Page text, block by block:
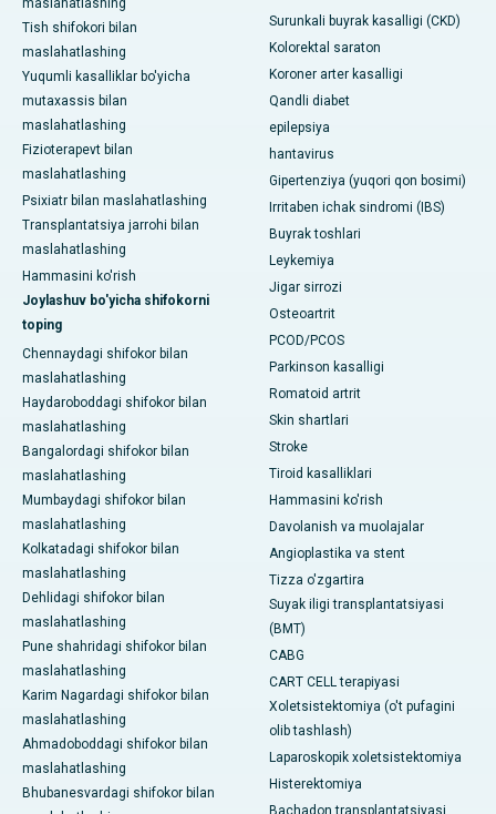
maslahatlashing
Tish shifokori bilan
maslahatlashing
Yuqumli kasalliklar bo'yicha
mutaxassis bilan
maslahatlashing
Fizioterapevt bilan
maslahatlashing
Psixiatr bilan maslahatlashing
Transplantatsiya jarrohi bilan
maslahatlashing
Hammasini ko'rish
Joylashuv bo'yicha shifokorni
toping
Chennaydagi shifokor bilan
maslahatlashing
Haydaroboddagi shifokor bilan
maslahatlashing
Bangalordagi shifokor bilan
maslahatlashing
Mumbaydagi shifokor bilan
maslahatlashing
Kolkatadagi shifokor bilan
maslahatlashing
Dehlidagi shifokor bilan
maslahatlashing
Pune shahridagi shifokor bilan
maslahatlashing
Karim Nagardagi shifokor bilan
maslahatlashing
Ahmadoboddagi shifokor bilan
maslahatlashing
Bhubanesvardagi shifokor bilan
Surunkali buyrak kasalligi (CKD)
Kolorektal saraton
Koroner arter kasalligi
Qandli diabet
epilepsiya
hantavirus
Gipertenziya (yuqori qon bosimi)
Irritaben ichak sindromi (IBS)
Buyrak toshlari
Leykemiya
Jigar sirrozi
Osteoartrit
PCOD/PCOS
Parkinson kasalligi
Romatoid artrit
Skin shartlari
Stroke
Tiroid kasalliklari
Hammasini ko'rish
Davolanish va muolajalar
Angioplastika va stent
Tizza o'zgartira
Suyak iligi transplantatsiyasi
(BMT)
CABG
CART CELL terapiyasi
Xoletsistektomiya (o't pufagini
olib tashlash)
Laparoskopik xoletsistektomiya
Histerektomiya
Bachadon transplantatsiyasi